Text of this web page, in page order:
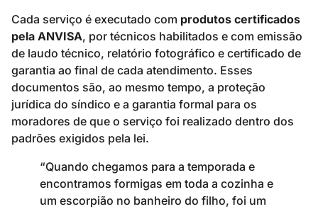
Cada serviço é executado com produtos certificados
pela ANVISA, por técnicos habilitados e com emissão
de laudo técnico, relatório fotográfico e certificado de
garantia ao final de cada atendimento. Esses
documentos são, ao mesmo tempo, a proteção
jurídica do síndico e a garantia formal para os
moradores de que o serviço foi realizado dentro dos
padrões exigidos pela lei.
“Quando chegamos para a temporada e
encontramos formigas em toda a cozinha e
um escorpião no banheiro do filho, foi um